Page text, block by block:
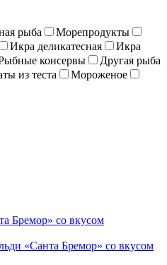
рыба
Море­про­дукты
Икра деликатесная
Икра
консервы
Другая рыба
из теста
Мороженое
«Санта Бремор» со вкусом